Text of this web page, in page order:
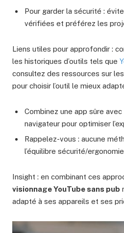
Pour garder la sécurité :
vérifiées et préférez les
Liens utiles pour approfondir :
les historiques d’outils tels que
consultez des ressources sur
pour choisir l’outil le mieux
Combinez une app sûre
navigateur pour optimiser
Rappelez-vous : aucune
l’équilibre sécurité/
Insight : en combinant ces
visionnage YouTube sans pub
adapté à ses appareils et ses